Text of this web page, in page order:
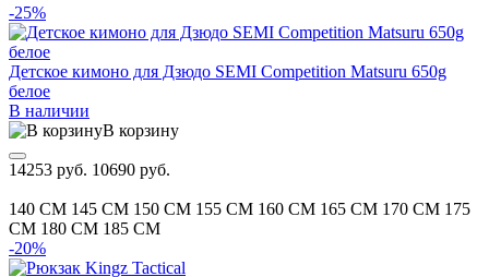
-25%
Детское кимоно для Дзюдо SEMI Competition Matsuru 650g
белое
В наличии
В корзину
14253 руб. 10690 руб.
140 CM 145 CM 150 CM 155 CM 160 CM 165 CM 170 CM 175
CM 180 CM 185 CM
-20%